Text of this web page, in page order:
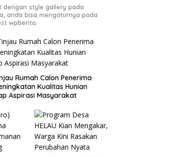
dengan style gallery pada
anda bisa mengaturnya pada
wpberita.
Rumah Calon Penerima
Kualitas Hunian
Aspirasi Masyarakat